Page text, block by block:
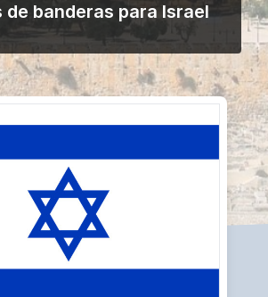
de banderas para Israel